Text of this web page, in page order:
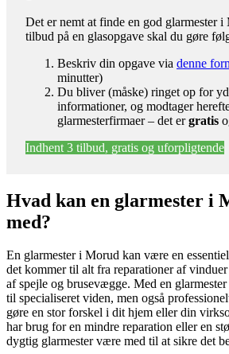
Det er nemt at finde en god glarmester
tilbud på en glasopgave skal du gøre
Beskriv din opgave via denne
minutter)
Du bliver (måske) ringet op for
informationer, og modtager
glarmesterfirmaer – det ergratis
Indhent 3 tilbud, gratis og uforpligtende
Hvad kan en glarmester i
med?
En glarmester i Morud kan være en
det kommer til alt fra reparationer af
af spejle og brusevægge. Med en
til specialiseret viden, men også
gøre en stor forskel i dit hjem eller din
har brug for en mindre reparation eller en
dygtig glarmester være med til at sikre det